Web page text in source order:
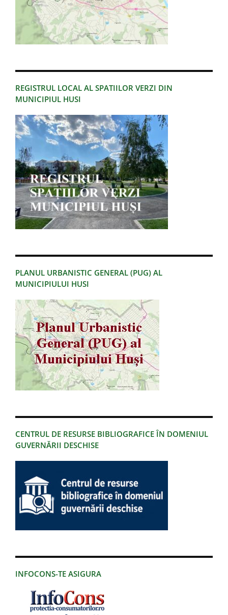
REGISTRUL LOCAL AL SPATIILOR VERZI DIN
MUNICIPIUL HUSI
PLANUL URBANISTIC GENERAL (PUG) AL
MUNICIPIULUI HUSI
CENTRUL DE RESURSE BIBLIOGRAFICE ÎN DOMENIUL
GUVERNĂRII DESCHISE
INFOCONS-TE ASIGURA